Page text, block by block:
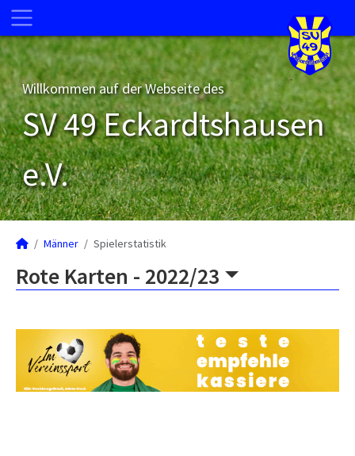
Willkommen auf der Webseite des
SV 49 Eckardtshausen
e.V.
Männer Spielerstatistik
Rote Karten - 2022/23